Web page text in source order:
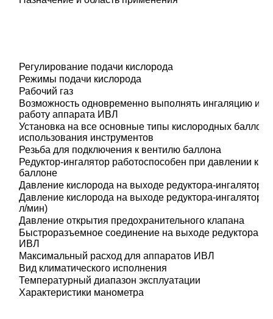
Регулирование подачи кислорода
Режимы подачи кислорода
Рабочий газ
Возможность одновременно выполнять ингаляцию и
работу аппарата ИВЛ
Установка на все основные типы кислородных
использования инструментов
Резьба для подключения к вентилю баллона
Редуктор-ингалятор работоспособен при давлении
баллоне
Давление кислорода на выходе редуктора-ингалятора
Давление кислорода на выходе редуктора-ингалятора
л/мин)
Давление открытия предохранительного клапана
Быстроразъемное соединение на выходе редуктора
ИВЛ
Максимальный расход для аппаратов ИВЛ
Вид климатического исполнения
Температурный диапазон эксплуатации
Характеристики манометра